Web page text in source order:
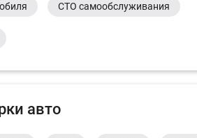
СТО самообслуживания
авто